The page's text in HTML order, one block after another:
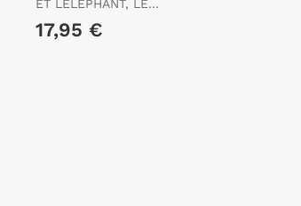
ET LÉLEPHANT, LE
LOTUS / ET
LÉLEPHANT, LE LOTUS
17,95 €